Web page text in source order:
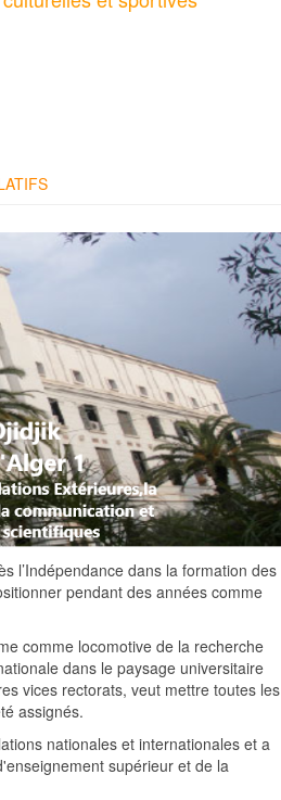
l’Indépendance dans la formation des
pendant des années comme
comme locomotive de la recherche
dans le paysage universitaire
vices rectorats, veut mettre toutes les
assignés.
nationales et internationales et a
supérieur et de la